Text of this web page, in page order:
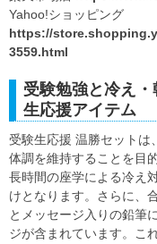
Yahoo!ショッピング
https://
3559.html
受験勉強と冷え
生応援アイテム
受験生応援 温勝セットは
体調を維持することを目
長時間の座学による冷え
けとなります。さらに、
とメッセージ入りの鉛筆
ジが含まれています。こ